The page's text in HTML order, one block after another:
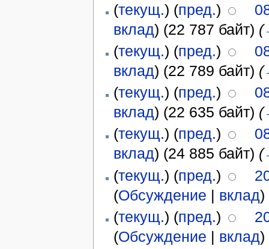
(текущ.) (пред.)
вклад) (22 787 байт) (
(текущ.) (пред.)
вклад) (22 789 байт) (
(текущ.) (пред.)
вклад) (22 635 байт) (
(текущ.) (пред.)
вклад) (24 885 байт) (
(текущ.) (пред.)
(Обсуждение | вклад)
(текущ.) (пред.)
(Обсуждение | вклад)